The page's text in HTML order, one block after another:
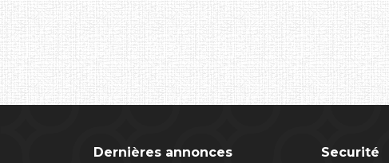
Dernières annonces Securité